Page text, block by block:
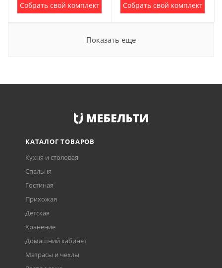
Собрать свой комплект Собрать свой комплект
Показать еще
КАТАЛОГ ТОВАРОВ
Кухня и столовая
Спальня
Гостиная
Прихожая
Детская
Хранение
Домашний кабинет
Матрасы и чехлы